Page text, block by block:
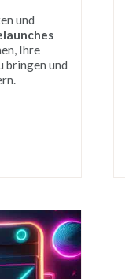
und
Ihre
bringen und